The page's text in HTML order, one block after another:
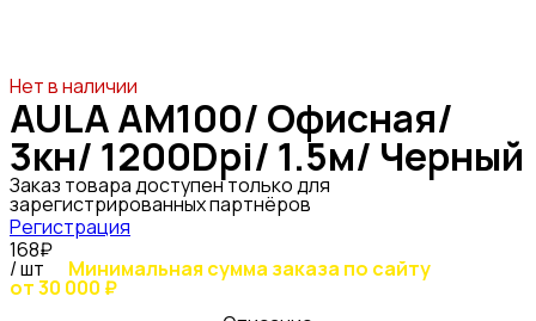
Нет в наличии
AULA AM100/ Офисная/
3кн/ 1200Dpi/ 1.5м/ Черный
Заказ товара доступен только для
зарегистрированных партнёров
Регистрация
168₽
/ шт Минимальная сумма заказа по сайту
от 30 000 ₽